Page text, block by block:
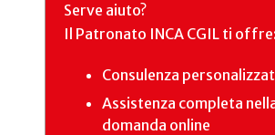
Serve aiuto?
Il Patronato INCA CGIL ti
Consulenza
Assistenza completa
domanda online